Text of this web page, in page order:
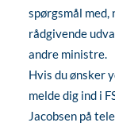
spørgsmål
rådgivende
andre ministre.
Hvis du ønsker
melde dig ind i
Jacobsen på